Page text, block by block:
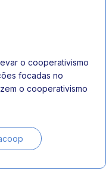
o cooperativismo
focadas no
o cooperativismo